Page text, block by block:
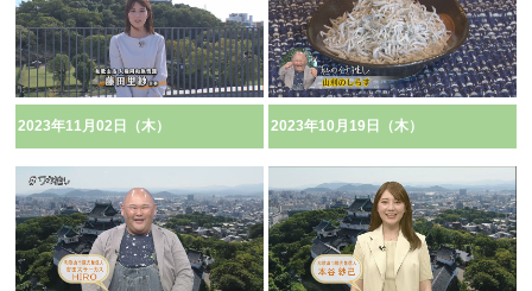
2023年11月02日（木） 2023年10月19日（木）